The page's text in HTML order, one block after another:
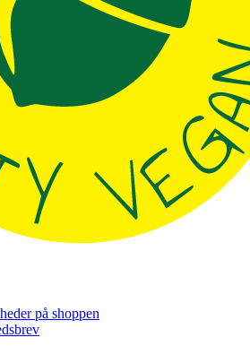
på shoppen